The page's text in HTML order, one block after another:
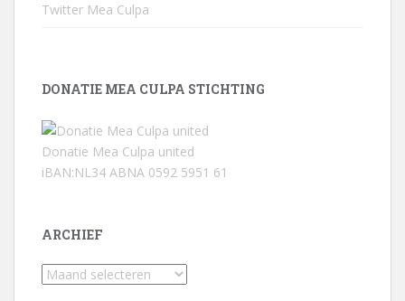
Twitter Mea Culpa
DONATIE MEA CULPA STICHTING
Donatie Mea Culpa united
iBAN:NL34 ABNA 0592 5951 61
ARCHIEF
Archief